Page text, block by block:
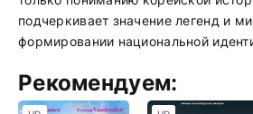
подчеркивает значение легенд и
формировании национальной
Рекомендуем: